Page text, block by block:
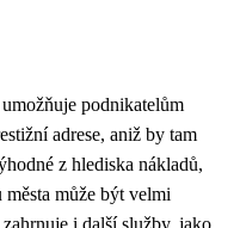
podnikatelům
adrese, aniž by tam
z hlediska nákladů,
může být velmi
i další služby, jako